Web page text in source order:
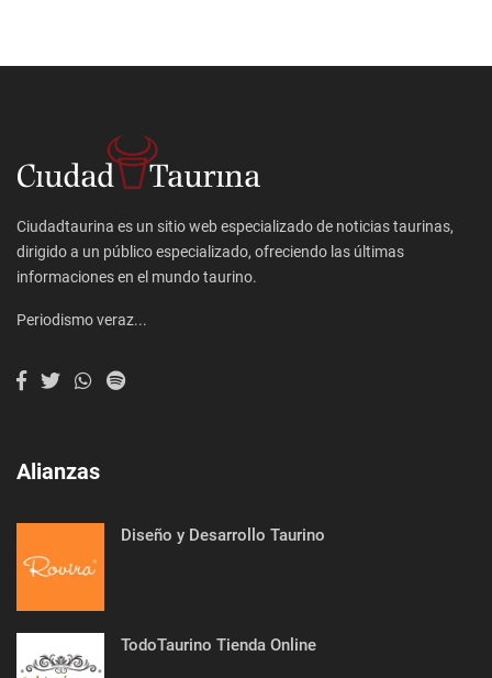
Ciudadtaurina es un sitio web especializado de noticias taurinas,
dirigido a un público especializado, ofreciendo las últimas
informaciones en el mundo taurino.
Periodismo veraz...
Alianzas
Diseño y Desarrollo Taurino
TodoTaurino Tienda Online